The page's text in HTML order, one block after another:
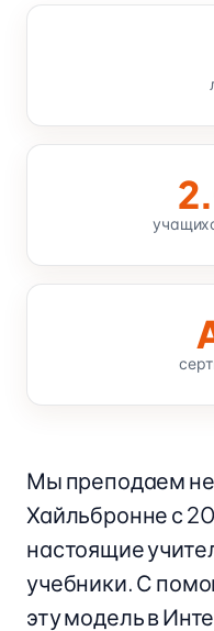
Мы преподаем
Хайльбронне с
настоящие
учебники. С
эту модель в